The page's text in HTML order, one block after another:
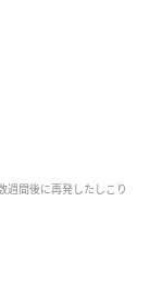
きていること
ころに……」と
週間後に再発したしこり